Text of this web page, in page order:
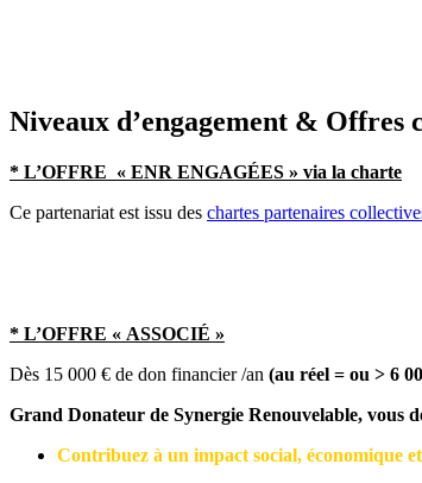
Niveaux d’engagement & Offres
* L’OFFRE « ENR ENGAGÉES » via la charte
Ce partenariat est issu des chartes partenaires
* L’OFFRE « ASSOCIÉ »
Dès 15 000 € de don financier /an (au réel = ou > 6
Grand Donateur de Synergie Renouvelable, vous
Contribuez à un impact social, économique